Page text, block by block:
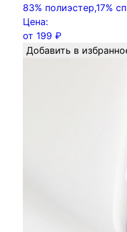
83% полиэстер,17%
Цена:
от 199 ₽
Добавить в